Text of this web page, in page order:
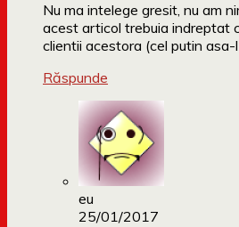
Nu ma intelege gresit, nu am
acest articol trebuia indreptat
clientii acestora (cel putin asa-
Răspunde
eu
25/01/2017